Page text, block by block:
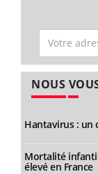
NOUS
Hantavirus : un
Mortalité
élevé en France